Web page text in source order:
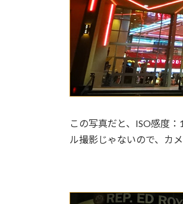
この写真だと、ISO感度
ル撮影じゃないので、カ